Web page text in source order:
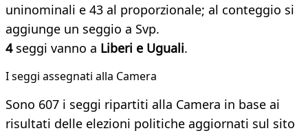
uninominali e 43 al proporzionale; al conteggio si
aggiunge un seggio a Svp.
4seggi vanno a Liberi e Uguali.
I seggi assegnati alla Camera
Sono 607 i seggi ripartiti alla Camera in base ai
risultati delle elezioni politiche aggiornati sul sito